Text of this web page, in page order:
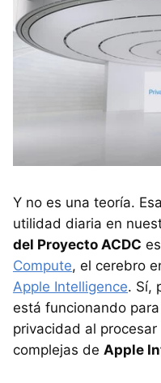
Y no es una teoría.
utilidad diaria en
del Proyecto ACDC
Compute, el cerebro
Apple Intelligence. Sí,
está funcionando
privacidad al
complejas de Apple